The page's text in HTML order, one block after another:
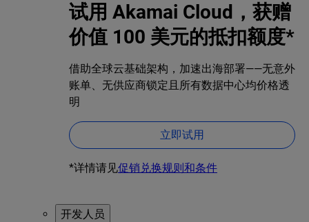
试用 Akamai Cloud，获赠
价值 100 美元的抵扣额度*
借助全球云基础架构，加速出海部署——无意外
账单、无供应商锁定且所有数据中心均价格透
明
立即试用
*详情请见促销兑换规则和条件
开发人员